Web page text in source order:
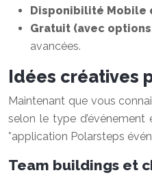
Disponibilité Mobile
Gratuit (avec
avancées.
Idées créatives
Maintenant que vous
selon le type
*application Polarsteps
Team buildings et